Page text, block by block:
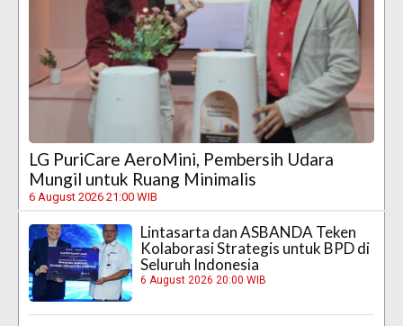
LG PuriCare AeroMini, Pembersih Udara
Mungil untuk Ruang Minimalis
6 August 2026 21:00 WIB
Lintasarta dan ASBANDA Teken
Kolaborasi Strategis untuk BPD di
Seluruh Indonesia
6 August 2026 20:00 WIB